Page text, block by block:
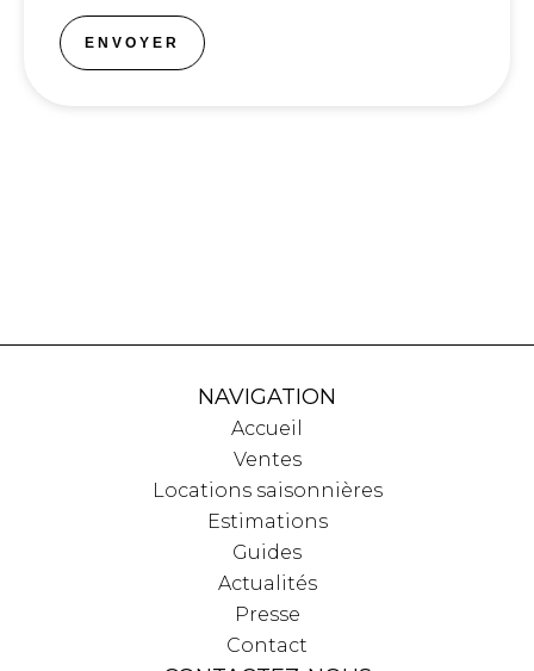
ENVOYER
NAVIGATION
Accueil
Ventes
Locations saisonnières
Estimations
Guides
Actualités
Presse
Contact